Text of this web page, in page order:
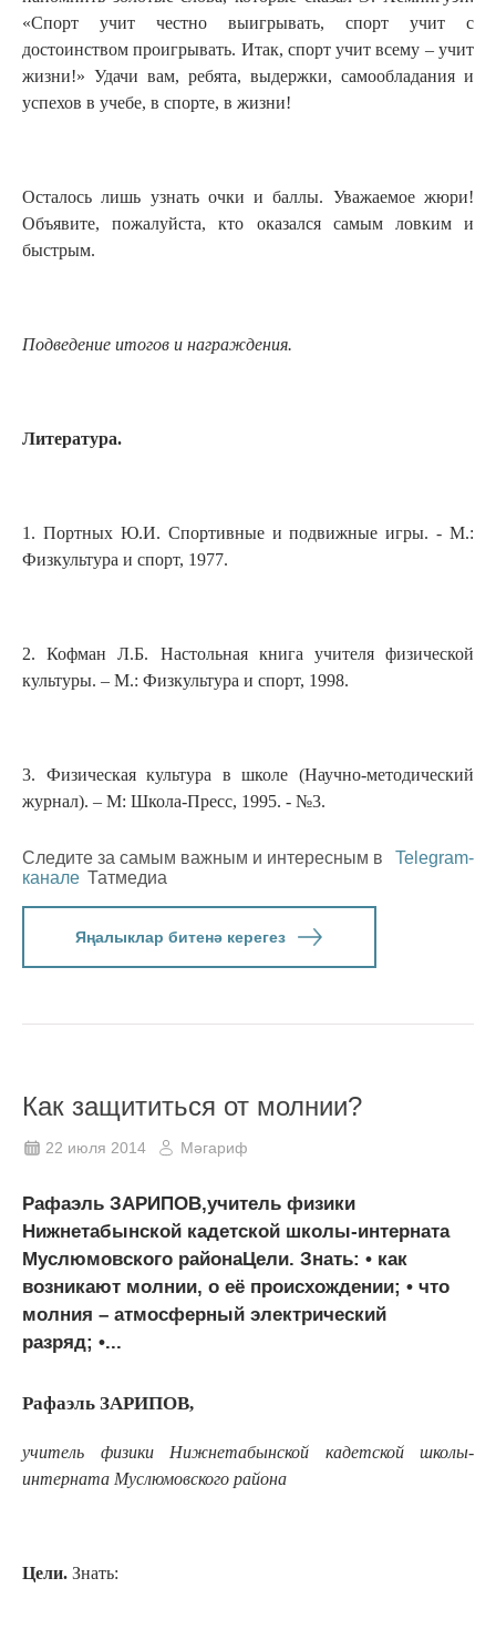
«Спорт учит честно выигрывать, спорт учит с
достоинством проигрывать. Итак, спорт учит всему – учит
жизни!» Удачи вам, ребята, выдержки, самообладания и
успехов в учебе, в спорте, в жизни!
Осталось лишь узнать очки и баллы. Уважаемое жюри!
Объявите, пожалуйста, кто оказался самым ловким и
быстрым.
Подведение итогов и награждения.
Литература.
1. Портных Ю.И. Спортивные и подвижные игры. - М.:
Физкультура и спорт, 1977.
2. Кофман Л.Б. Настольная книга учителя физической
культуры. – М.: Физкультура и спорт, 1998.
3. Физическая культура в школе (Научно-методический
журнал). – М: Школа-Пресс, 1995. - №3.
Следите за самым важным и интересным в
Telegram-
канале Татмедиа
Яңалыклар битенә керегез
Как защититься от молнии?
22 июля 2014 Мәгариф
Рафаэль ЗАРИПОВ,учитель физики
Нижнетабынской кадетской школы-интерната
Муслюмовского районаЦели. Знать: • как
возникают молнии, о её происхождении; • что
молния – атмосферный электрический
разряд; •...
Рафаэль ЗАРИПОВ,
учитель физики Нижнетабынской кадетской школы-
интерната Муслюмовского района
Цели. Знать: